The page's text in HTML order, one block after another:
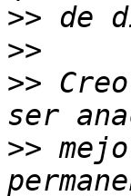
>>
>>
>>
>>